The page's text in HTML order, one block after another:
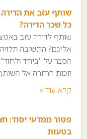
שותף עזב את
כל שכר הדירה?
שותף לדירה עזב
אליכם? התשובה
הסבר על "ביחד
וזכות החזרה אל
קרא עוד »
פטור ממדעי יסוד:
בטעות